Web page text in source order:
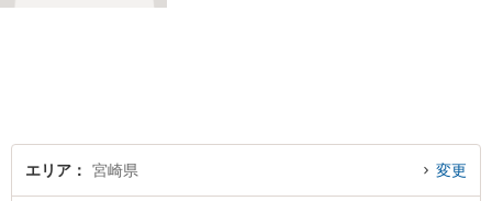
エリア 宮崎県 変更